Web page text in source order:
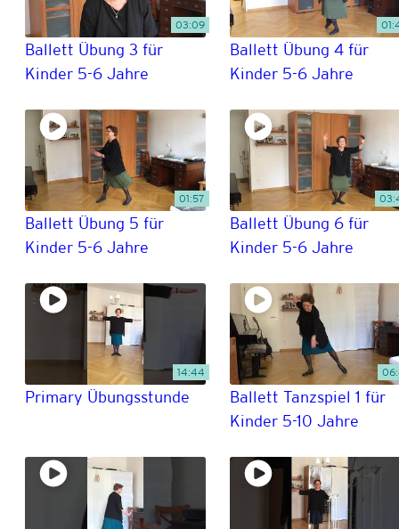
03:09
Ballett Übung 3 für
Kinder 5-6 Jahre
Ballett Übung 4 für
Kinder 5-6 Jahre
01:57
Ballett Übung 5 für
Kinder 5-6 Jahre
Ballett Übung 6 für
Kinder 5-6 Jahre
14:44
Primary Übungsstunde
Ballett Tanzspiel 1 für
Kinder 5-10 Jahre